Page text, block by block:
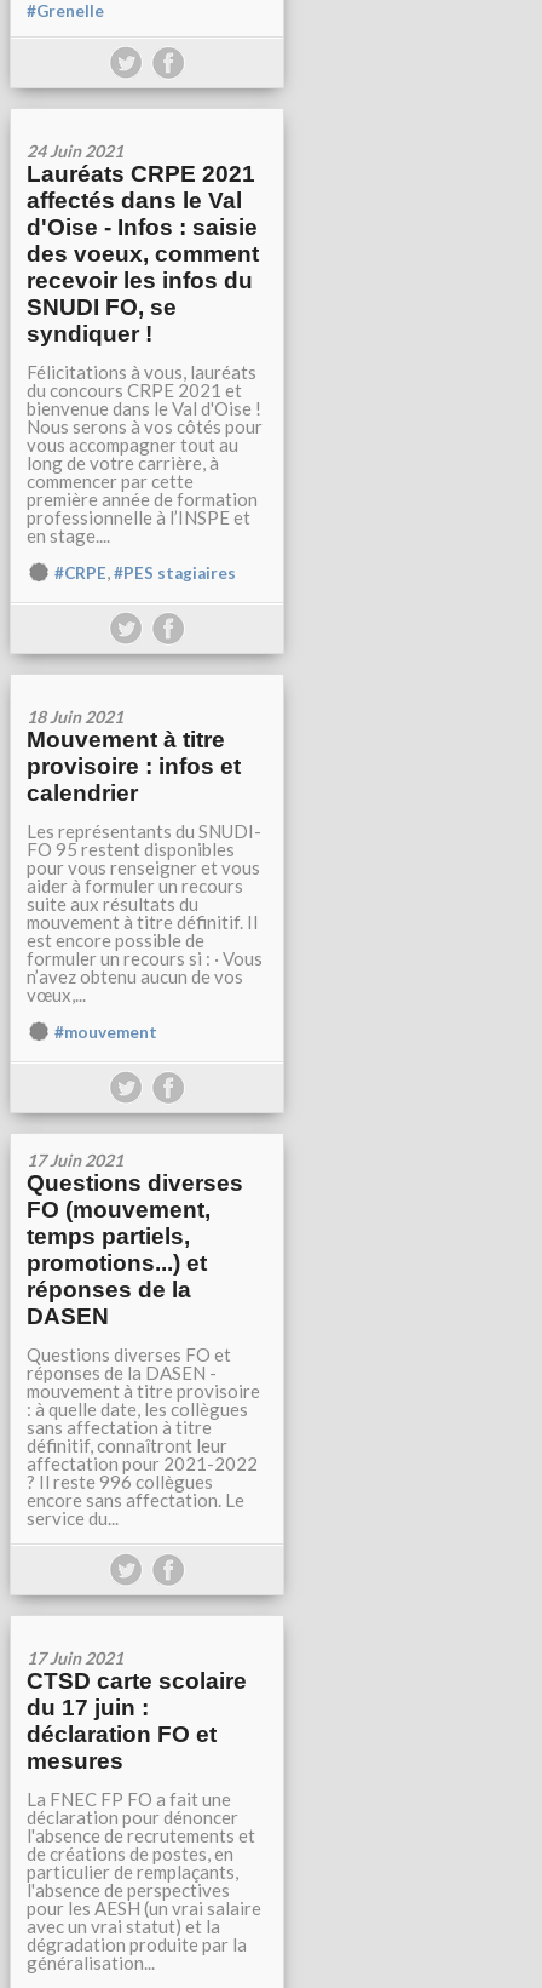
#Grenelle
24 Juin 2021
Lauréats CRPE 2021
affectés dans le Val
d'Oise - Infos : saisie
des voeux, comment
recevoir les infos du
SNUDI FO, se
syndiquer !
Félicitations à vous, lauréats
du concours CRPE 2021 et
bienvenue dans le Val d'Oise !
Nous serons à vos côtés pour
vous accompagner tout au
long de votre carrière, à
commencer par cette
première année de formation
professionnelle à l’INSPE et
en stage....
#CRPE,#PES stagiaires
18 Juin 2021
Mouvement à titre
provisoire : infos et
calendrier
Les représentants du SNUDI-
FO 95 restent disponibles
pour vous renseigner et vous
aider à formuler un recours
suite aux résultats du
mouvement à titre définitif. Il
est encore possible de
formuler un recours si : · Vous
n’avez obtenu aucun de vos
vœux,...
#mouvement
17 Juin 2021
Questions diverses
FO (mouvement,
temps partiels,
promotions...) et
réponses de la
DASEN
Questions diverses FO et
réponses de la DASEN -
mouvement à titre provisoire
: à quelle date, les collègues
sans affectation à titre
définitif, connaîtront leur
affectation pour 2021-2022
? Il reste 996 collègues
encore sans affectation. Le
service du...
17 Juin 2021
CTSD carte scolaire
du 17 juin :
déclaration FO et
mesures
La FNEC FP FO a fait une
déclaration pour dénoncer
l'absence de recrutements et
de créations de postes, en
particulier de remplaçants,
l'absence de perspectives
pour les AESH (un vrai salaire
avec un vrai statut) et la
dégradation produite par la
généralisation...